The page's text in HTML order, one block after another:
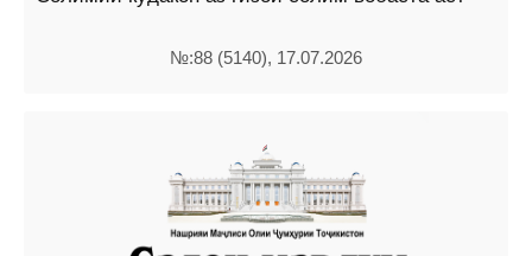
№:88 (5140), 17.07.2026